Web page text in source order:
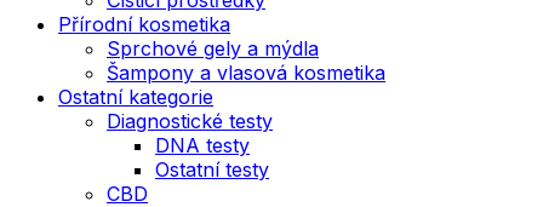
Přírodní kosmetika
Sprchové gely a mýdla
Šampony a vlasová kosmetika
Ostatní kategorie
Diagnostické testy
DNA testy
Ostatní testy
CBD